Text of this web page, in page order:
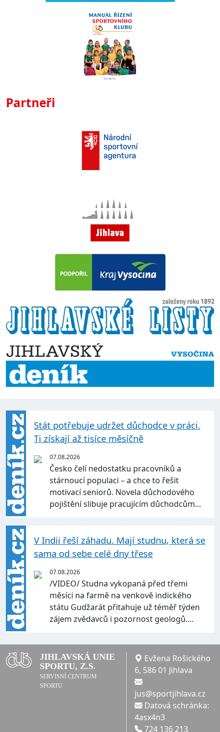
Partneři
Stát potřebuje udržet důchodce v práci.
Ti získají až tisíce měsíčně
07.08.2026
Česko čelí nedostatku pracovníků a
stárnoucí populaci – a chce to řešit
motivací seniorů. Novela důchodového
pojištění slibuje pracujícím důchodcům…
V Indii řeší záhadu. Mají studnu, která se
sama od sebe celé dny třese
07.08.2026
/VIDEO/ Studna vykopaná před třemi
měsíci na farmě na venkově indického
státu Gudžarát přitahuje už téměř týden
zájem zvědavců i pozornost geologů.…
JIHLAVSKÁ UNIE
SPORTU, Z.S.
SERVISNÍ CENTRUM
SPORTU
Evžena Rošického
6, 586 01 Jihlava
jus@sportjihlava.cz
Datová schránka:
4asx4n3
724 136 213